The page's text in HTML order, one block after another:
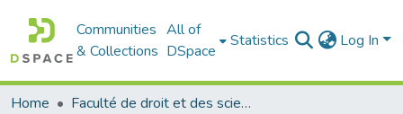
Communities
& Collections
All of
DSpace
Statistics Log In
Home
Faculté de droit et des sciences politiques